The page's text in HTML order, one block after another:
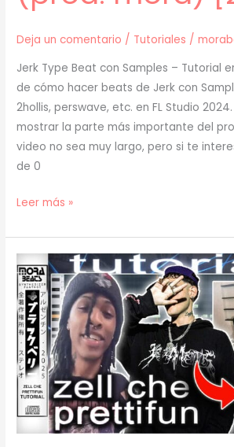
Deja un comentario / Tutoriales /
Jerk Type Beat con Samples – Tutorial
de cómo hacer beats de Jerk con
2hollis, perswave, etc. en FL Studio
mostrar la parte más importante del
video no sea muy largo, pero si te
de 0
[
]
Cómo
Hacer
JERK
BEATS
con
SAMPLES
(gunnr,
2hollis,
perswave)
(prod.
Leer más »